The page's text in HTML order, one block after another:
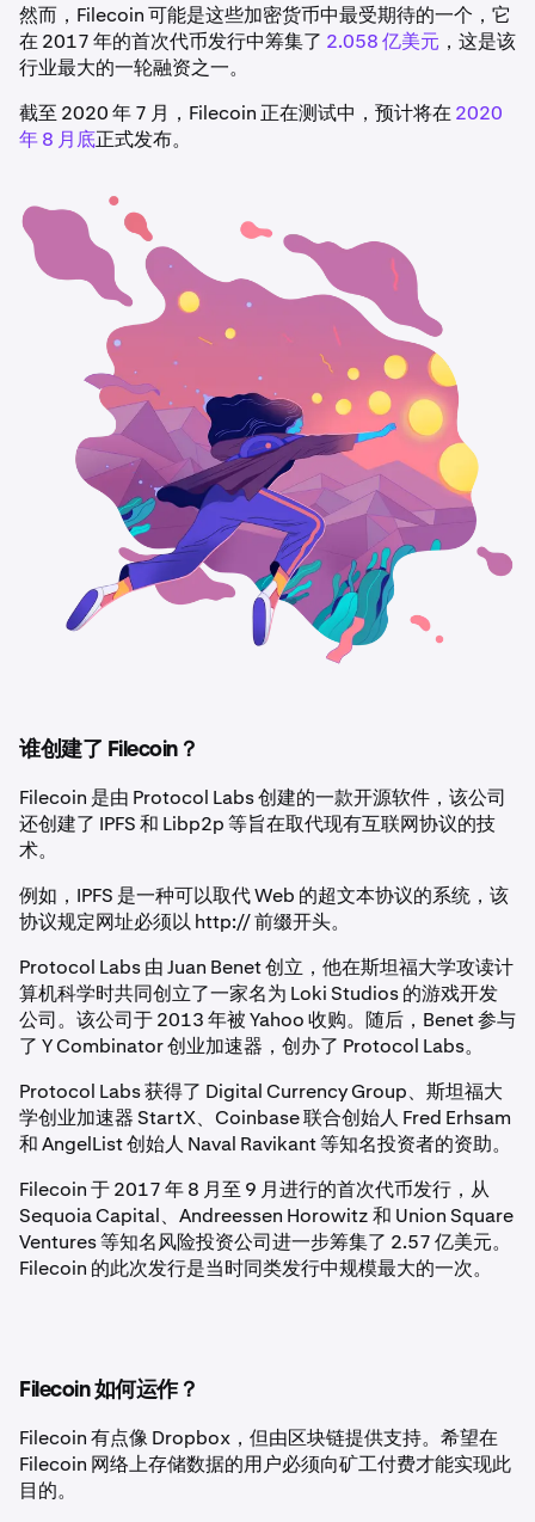
然而，Filecoin 可能是这些加密货币中最受期待的一个，它
在 2017 年的首次代币发行中筹集了 2.058 亿美元 ，这是该
行业最大的一轮融资之一。
截至 2020 年 7 月，Filecoin 正在测试中，预计将在 2020
年 8 月底正式发布。
谁创建了 Filecoin？
Filecoin 是由 Protocol Labs 创建的一款开源软件，该公司
还创建了 IPFS 和 Libp2p 等旨在取代现有互联网协议的技
术。
例如，IPFS 是一种可以取代 Web 的超文本协议的系统，该
协议规定网址必须以 http:// 前缀开头。
Protocol Labs 由 Juan Benet 创立，他在斯坦福大学攻读计
算机科学时共同创立了一家名为 Loki Studios 的游戏开发
公司。该公司于 2013 年被 Yahoo 收购。随后，Benet 参与
了 Y Combinator 创业加速器，创办了 Protocol Labs。
Protocol Labs 获得了 Digital Currency Group、斯坦福大
学创业加速器 StartX、Coinbase 联合创始人 Fred Erhsam
和 AngelList 创始人 Naval Ravikant 等知名投资者的资助。
Filecoin 于 2017 年 8 月至 9 月进行的首次代币发行，从
Sequoia Capital、Andreessen Horowitz 和 Union Square
Ventures 等知名风险投资公司进一步筹集了 2.57 亿美元。
Filecoin 的此次发行是当时同类发行中规模最大的一次。
Filecoin 如何运作？
Filecoin 有点像 Dropbox，但由区块链提供支持。希望在
Filecoin 网络上存储数据的用户必须向矿工付费才能实现此
目的。